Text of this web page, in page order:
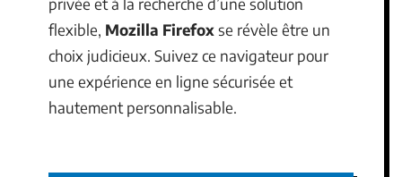
flexible, Mozilla Firefoxse révèle être un
choix judicieux. Suivez ce navigateur pour
une expérience en ligne sécurisée et
hautement personnalisable.